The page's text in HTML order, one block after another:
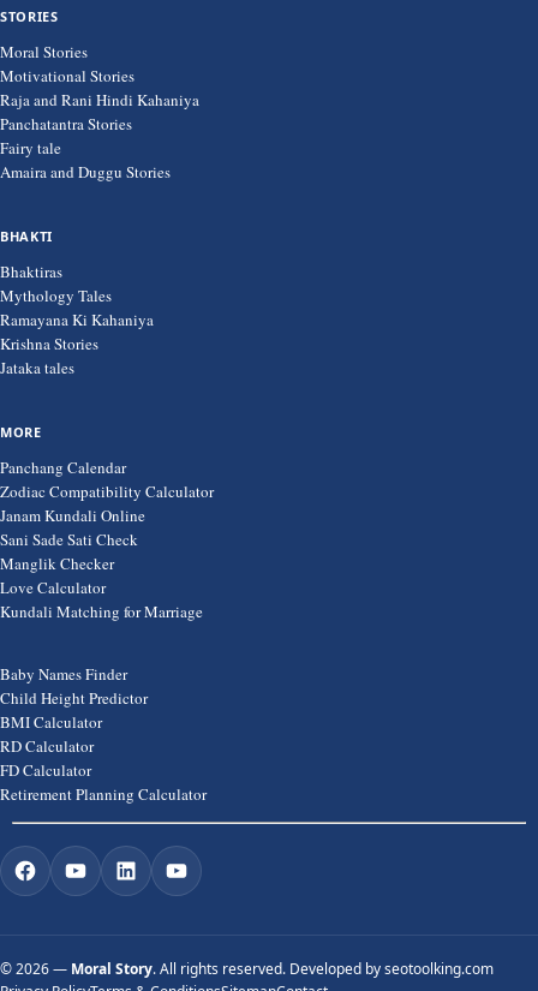
STORIES
Moral Stories
Motivational Stories
Raja and Rani Hindi Kahaniya
Panchatantra Stories
Fairy tale
Amaira and Duggu Stories
BHAKTI
Bhaktiras
Mythology Tales
Ramayana Ki Kahaniya
Krishna Stories
Jataka tales
MORE
Panchang Calendar
Zodiac Compatibility Calculator
Janam Kundali Online
Sani Sade Sati Check
Manglik Checker
Love Calculator
Kundali Matching for Marriage
Baby Names Finder
Child Height Predictor
BMI Calculator
RD Calculator
FD Calculator
Retirement Planning Calculator
©2026 — Moral Story. All rights reserved. Developed byseotoolking.com